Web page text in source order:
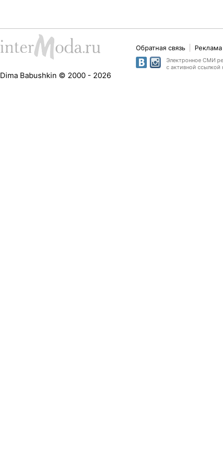
Dima Babushkin © 2000 - 2026
Обратная связь
Электронное СМИ
с активной ссылкой